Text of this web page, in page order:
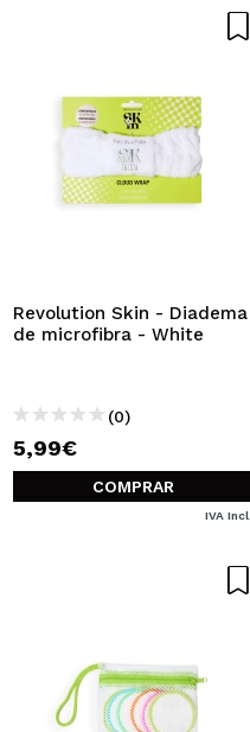
Revolution Skin - Diadema
de microfibra - White
(0)
5,99€
COMPRAR
IVA Incl.